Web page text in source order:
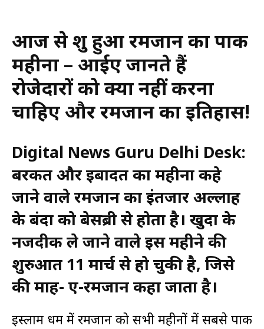
आज से शुरू हुआ रमजान का पाक
महीना – आईए जानते हैं
रोजेदारों को क्या नहीं करना
चाहिए और रमजान का इतिहास!
Digital News Guru Delhi Desk:
बरकत और इबादत का महीना कहे
जाने वाले रमजान का इंतजार अल्लाह
के बंदों को बेसब्री से होता है। खुदा के
नजदीक ले जाने वाले इस महीने की
शुरुआत 11 मार्च से हो चुकी है, जिसे
की माह- ए-रमजान कहा जाता है।
इस्लाम धर्म में रमजान को सभी महीनों में सबसे पाक